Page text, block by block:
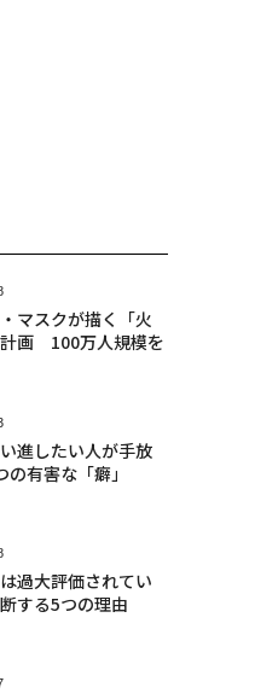
マスクが描く「火
画 100万人規模を
進したい人が手放
有害な「癖」
は過大評価されてい
する5つの理由